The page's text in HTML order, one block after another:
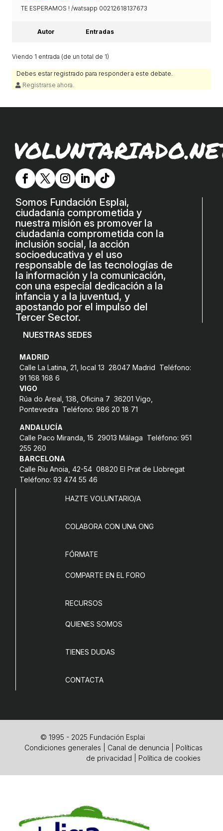
TE ESPERAMOS ! /watsapp 00212618137673
Autor Entradas
Viendo 1 entrada (de un total de 1)
Debes estar registrado para responder a este debate.
Registrarse ahora.
Somos Fundación Esplai,
ciudadanía comprometida y
nuestra misión es promover la
ciudadanía comprometida con la
inclusión social, la acción
socioeducativa y el uso
responsable de las tecnologías de
la información y la comunicación,
con una especial dedicación a la
infancia y a la juventud, y
apostando por el impulso del
Tercer Sector.
NUESTRAS SEDES
MADRID
Calle La Latina, 21, local 13 28047 Madrid Teléfono:
91 168 168 6
VIGO
Rúa do Areal, 138, Oficina 7 36201 Vigo,
Pontevedra Teléfono: 986 20 18 71
ANDALUCÍA
Calle Paco Miranda, 15 29013 Málaga Teléfono: 951
255 260
BARCELONA
Calle Riu Anoia, 42-54 08820 El Prat de Llobregat
Teléfono: 93 474 55 46
HAZTE VOLUNTARIO/A
COLABORA CON UNA ONG
FÓRMATE
COMPARTE EN EL FORO
RECURSOS
QUIENES SOMOS
TIENES DUDAS
CONTACTA
© 1995 - 2025 Fundación Esplai
Condiciones generales
Canal de denuncia
Políticas
de privacidad
Política de cookies
Treballa amb nosaltres